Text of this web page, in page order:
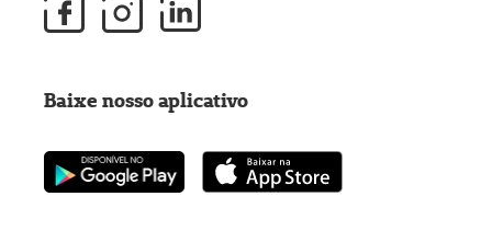
Baixe nosso aplicativo